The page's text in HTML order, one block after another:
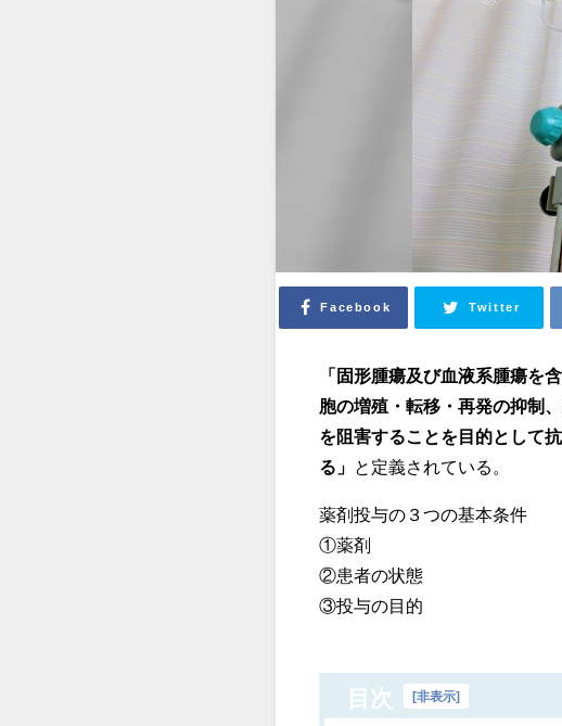
Facebook Twitter
「固形腫瘍及び血液系腫瘍を
胞の増殖・転移・再発の抑制
を阻害することを目的として
る」
と定義されている。
薬剤投与の３つの基本条件
①薬剤
②患者の状態
③投与の目的
目次 [非表示]